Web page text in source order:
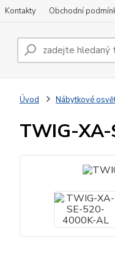
Kontakty Obchodní
Úvod Nábytkové
TWIG-